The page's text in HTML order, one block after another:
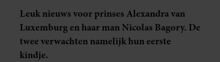
Leuk nieuws voor prinses Alexandra van
Luxemburg en haar man Nicolas Bagory. De
twee verwachten namelijk hun eerste
kindje.